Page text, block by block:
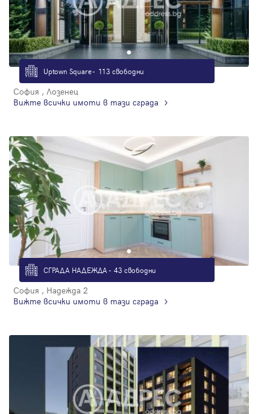
Uptown Square - 113 свободни
София , Лозенец
Вижте всички имоти в тази сграда
СГРАДА НАДЕЖДА - 43 свободни
София , Надежда 2
Вижте всички имоти в тази сграда